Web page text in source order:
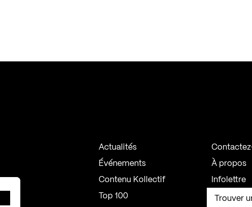
Actualités
Événements
Contenu Kollectif
Top 100
À propos
Infolettre
Trouver